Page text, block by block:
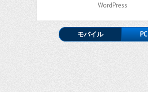
WordPress
モバイル PC